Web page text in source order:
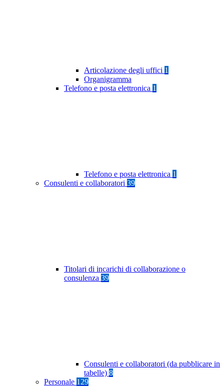
Articolazione degli uffici 1
Organigramma
Telefono e posta elettronica 1
Telefono e posta elettronica 1
Consulenti e collaboratori 39
Titolari di incarichi di collaborazione o
consulenza 39
Consulenti e collaboratori (da pubblicare in
tabelle) 8
Personale 129